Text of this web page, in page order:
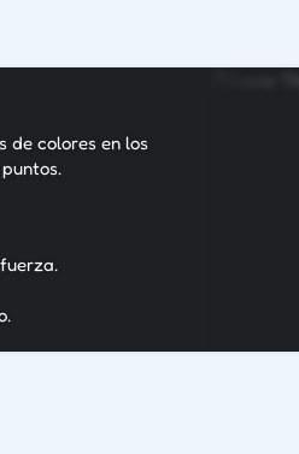
de colores en los